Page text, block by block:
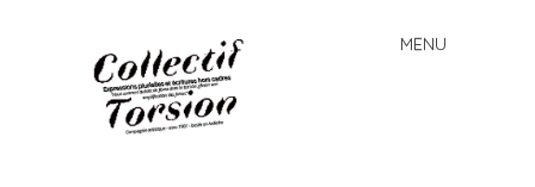
MENU
Skip
to
content